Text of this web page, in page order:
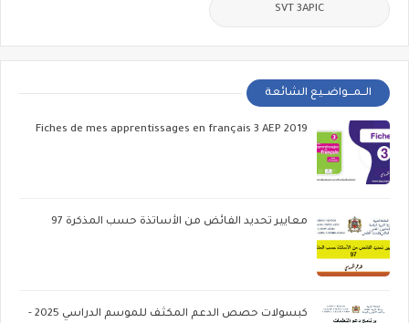
SVT 3APIC
الــمـــواضــيع الشائعة
Fiches de mes apprentissages en français 3 AEP 2019
معايير تحديد الفائض من الأساتذة حسب المذكرة 97
كبسولات حصص الدعم المكثف للموسم الدراسي 2025 -